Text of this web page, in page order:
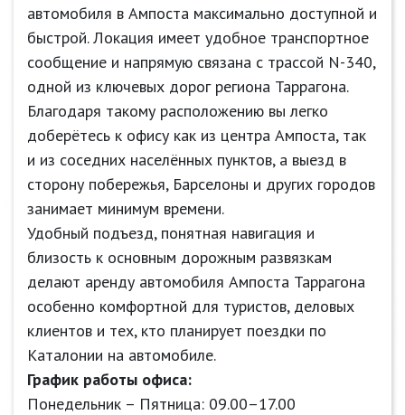
автомобиля в Ампоста максимально доступной и
быстрой. Локация имеет удобное транспортное
сообщение и напрямую связана с трассой N-340,
одной из ключевых дорог региона Таррагона.
Благодаря такому расположению вы легко
доберётесь к офису как из центра Ампоста, так
и из соседних населённых пунктов, а выезд в
сторону побережья, Барселоны и других городов
занимает минимум времени.
Удобный подъезд, понятная навигация и
близость к основным дорожным развязкам
делают аренду автомобиля Ампоста Таррагона
особенно комфортной для туристов, деловых
клиентов и тех, кто планирует поездки по
Каталонии на автомобиле.
График работы офиса:
Понедельник – Пятница: 09.00–17.00